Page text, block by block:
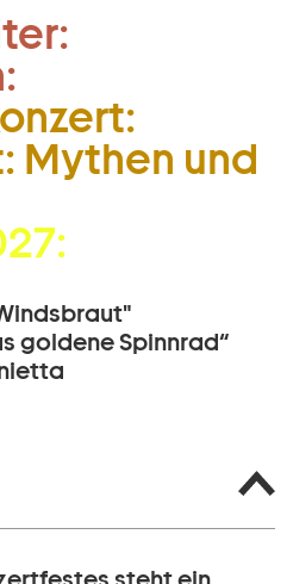
Mythen und
goldene Spinnrad“